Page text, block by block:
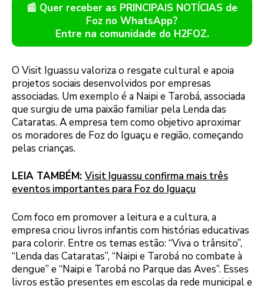
📰 Quer receber as PRINCIPAIS NOTÍCIAS de
Foz no WhatsApp?
Entre na comunidade do H2FOZ.
O Visit Iguassu valoriza o resgate cultural e apoia
projetos sociais desenvolvidos por empresas
associadas. Um exemplo é a Naipi e Tarobá, associada
que surgiu de uma paixão familiar pela Lenda das
Cataratas. A empresa tem como objetivo aproximar
os moradores de Foz do Iguaçu e região, começando
pelas crianças.
LEIA TAMBÉM: Visit Iguassu confirma mais três
eventos importantes para Foz do Iguaçu
Com foco em promover a leitura e a cultura, a
empresa criou livros infantis com histórias educativas
para colorir. Entre os temas estão: “Viva o trânsito”,
“Lenda das Cataratas”, “Naipi e Tarobá no combate à
dengue” e “Naipi e Tarobá no Parque das Aves”. Esses
livros estão presentes em escolas da rede municipal e